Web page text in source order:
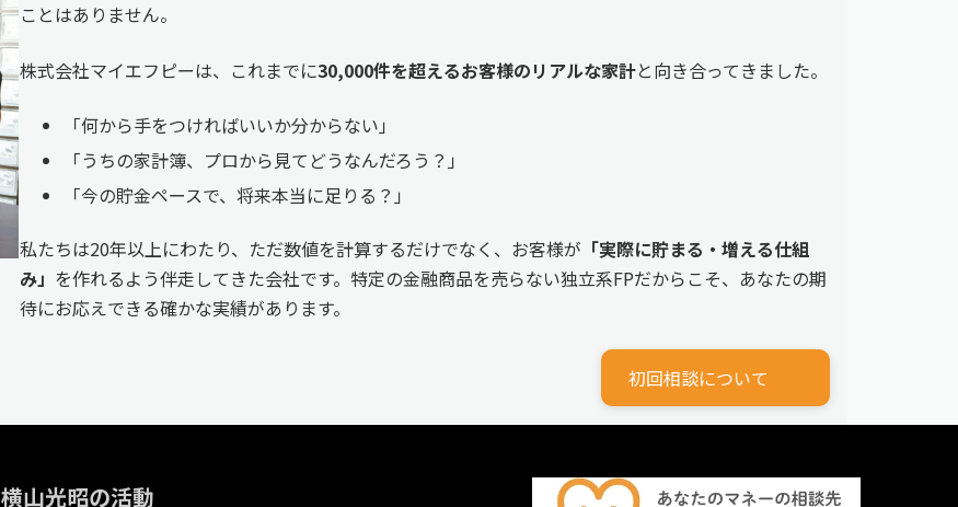
ことはありません。
株式会社マイエフピーは、これまでに30,000件を超えるお客様のリアルな家計と向き合ってきました。
「何から手をつければいいか分からない」
「うちの家計簿、プロから見てどうなんだろう？」
「今の貯金ペースで、将来本当に足りる？」
私たちは20年以上にわたり、ただ数値を計算するだけでなく、お客様が 「実際に貯まる・増える仕組
み」 を作れるよう伴走してきた会社です。特定の金融商品を売らない独立系FPだからこそ、あなたの期
待にお応えできる確かな実績があります。
初回相談について
横山光昭の活動